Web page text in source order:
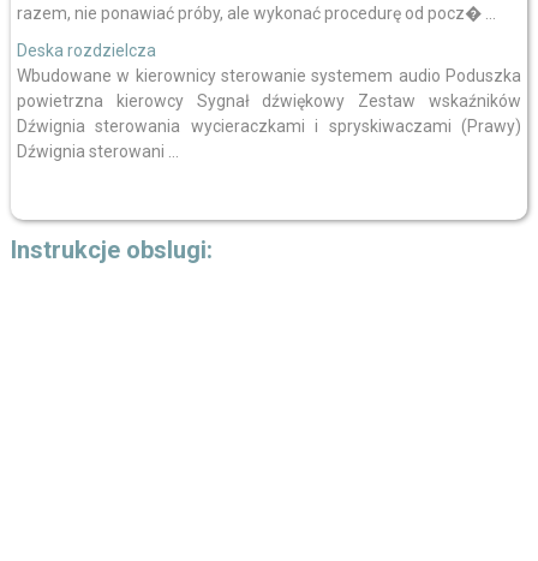
razem, nie ponawiać próby, ale wykonać procedurę od pocz� ...
Deska rozdzielcza
Wbudowane w kierownicy sterowanie systemem audio Poduszka
powietrzna kierowcy Sygnał dźwiękowy Zestaw wskaźników
Dźwignia sterowania wycieraczkami i spryskiwaczami (Prawy)
Dźwignia sterowani ...
Instrukcje obslugi: